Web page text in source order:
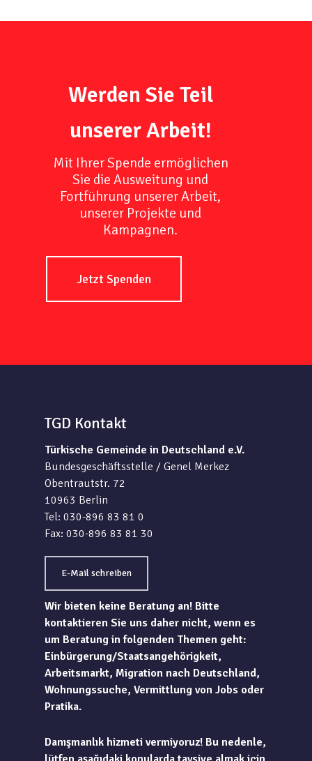
Werden Sie Teil
unserer Arbeit!
Mit Ihrer Spende ermöglichen
Sie die Ausweitung und
Fortführung unserer Arbeit,
unserer Projekte und
Kampagnen.
Jetzt Spenden
TGD Kontakt
Türkische Gemeinde in Deutschland e.V.
Bundesgeschäftsstelle / Genel Merkez
Obentrautstr. 72
10963 Berlin
Tel: 030-896 83 81 0
Fax: 030-896 83 81 30
E-Mail schreiben
Wir bieten keine Beratung an! Bitte
kontaktieren Sie uns daher nicht, wenn es
um Beratung in folgenden Themen geht:
Einbürgerung/Staatsangehörigkeit,
Arbeitsmarkt, Migration nach Deutschland,
Wohnungssuche, Vermittlung von Jobs oder
Pratika.
Danışmanlık hizmeti vermiyoruz! Bu nedenle,